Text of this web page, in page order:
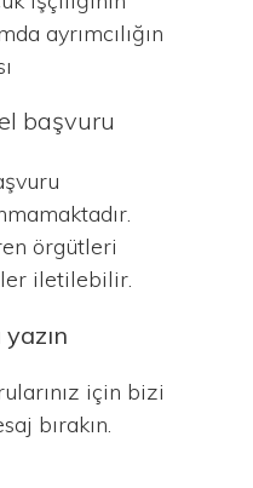
ayrımcılığın
başvuru
örgütleri
iletilebilir.
için bizi
bırakın.